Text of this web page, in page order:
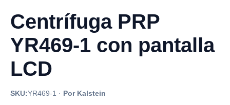
Centrífuga PRP
YR469-1 con pantalla
LCD
SKU:YR469-1 · Por Kalstein